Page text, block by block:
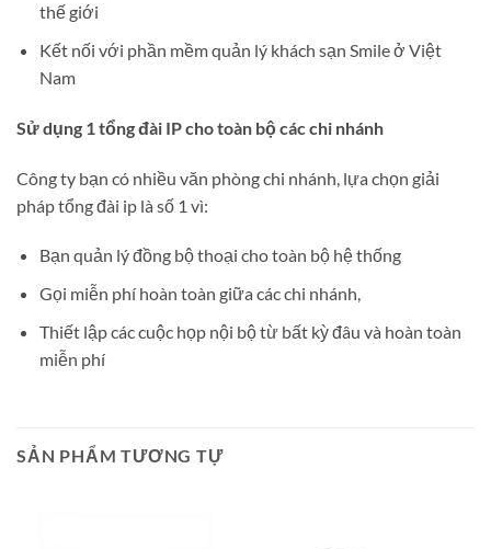
thế giới
Kết nối với phần mềm quản lý khách sạn Smile ở Việt
Nam
Sử dụng 1 tổng đài IP cho toàn bộ các chi nhánh
Công ty bạn có nhiều văn phòng chi nhánh, lựa chọn giải
pháp tổng đài ip là số 1 vì:
Bạn quản lý đồng bộ thoại cho toàn bộ hệ thống
Gọi miễn phí hoàn toàn giữa các chi nhánh,
Thiết lập các cuộc họp nội bộ từ bất kỳ đâu và hoàn toàn
miễn phí
SẢN PHẨM TƯƠNG TỰ